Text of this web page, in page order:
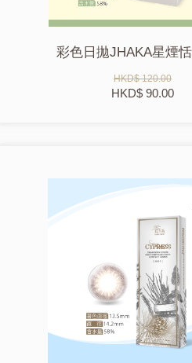
彩色日拋JHAKA星煙
HKD$ 120.00
HKD$ 90.00